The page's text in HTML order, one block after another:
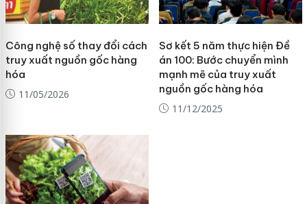
Công nghệ số thay đổi cách
truy xuất nguồn gốc hàng
hóa
11/05/2026
Sơ kết 5 năm thực hiện Đề
án 100: Bước chuyển mình
mạnh mẽ của truy xuất
nguồn gốc hàng hóa
11/12/2025